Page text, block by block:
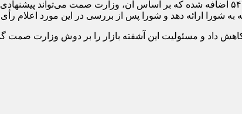
کاهش داد و مسئولیت این آشفته بازار را بر دوش وزارت